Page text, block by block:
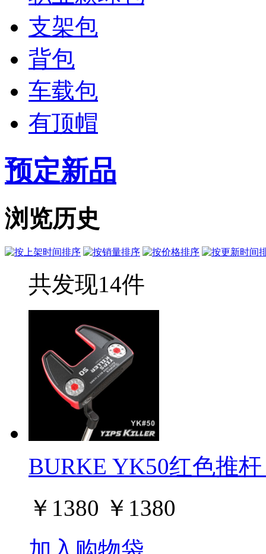
支架包
背包
车载包
有顶帽
预定新品
浏览历史
共发现14件
BURKE YK50红色推
￥ 1380 ￥ 1380